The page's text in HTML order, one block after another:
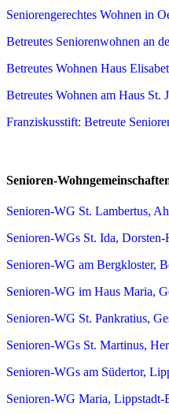
Seniorengerechtes Wohnen in
Betreutes Seniorenwohnen an
Betreutes Wohnen Haus
Betreutes Wohnen am Haus St.
Franziskusstift: Betreute
Senioren-
Senioren-WG St. Lambertus,
Senioren-WGs St. Ida, Dorsten-
Senioren-WG am Bergkloster,
Senioren-WG im Haus Maria,
Senioren-WG St. Pankratius,
Senioren-WGs St. Martinus,
Senioren-WGs am Südertor,
Senioren-WG Maria, Lippstadt-